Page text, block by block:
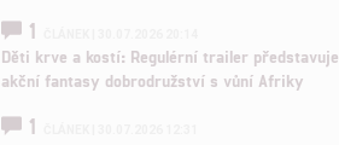
1
Děti krve a kostí: Regulérní trailer představuje
akční fantasy dobrodružství s vůní Afriky
1